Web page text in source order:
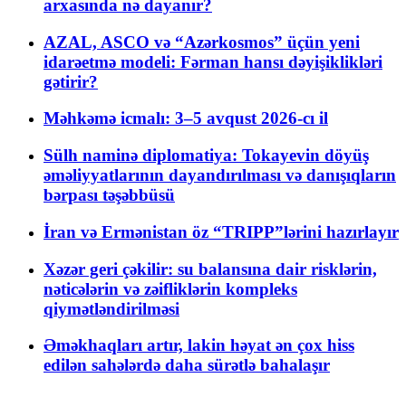
arxasında nə dayanır?
AZAL, ASCO və “Azərkosmos” üçün yeni
idarəetmə modeli: Fərman hansı dəyişiklikləri
gətirir?
Məhkəmə icmalı: 3–5 avqust 2026-cı il
Sülh naminə diplomatiya: Tokayevin döyüş
əməliyyatlarının dayandırılması və danışıqların
bərpası təşəbbüsü
İran və Ermənistan öz “TRIPP”lərini hazırlayır
Xəzər geri çəkilir: su balansına dair risklərin,
nəticələrin və zəifliklərin kompleks
qiymətləndirilməsi
Əməkhaqları artır, lakin həyat ən çox hiss
edilən sahələrdə daha sürətlə bahalaşır